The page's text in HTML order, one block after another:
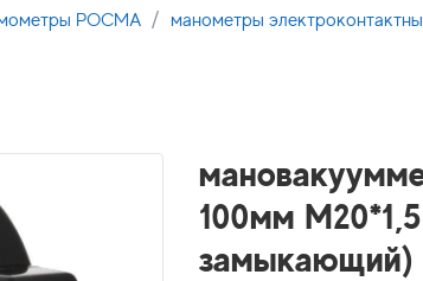
РОСМА манометры
100мм
замыкающий)